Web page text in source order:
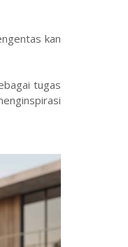
kan
tugas